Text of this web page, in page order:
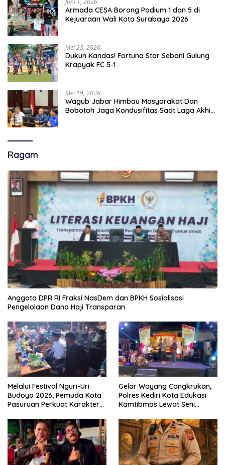
Armada CESA Borong Podium 1 dan 5 di
Kejuaraan Wali Kota Surabaya 2026
Mei 23, 2026
Dukun Kandas! Fortuna Star Sebani Gulung
Krapyak FC 5-1
Mei 19, 2026
Wagub Jabar Himbau Masyarakat Dan
Bobotoh Jaga Kondusifitas Saat Laga Akhir
Ragam
Anggota DPR RI Fraksi NasDem dan BPKH Sosialisasi
Pengelolaan Dana Haji Transparan
Melalui Festival Nguri-Uri
Budoyo 2026, Pemuda Kota
Pasuruan Perkuat Karakter
Narkoba
Gelar Wayang Cangkrukan,
Polres Kediri Kota Edukasi
Kamtibmas Lewat Seni